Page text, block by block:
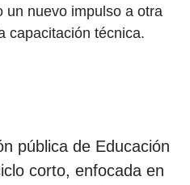
un nuevo impulso a otra
capacitación técnica.
pública de Educación
corto, enfocada en